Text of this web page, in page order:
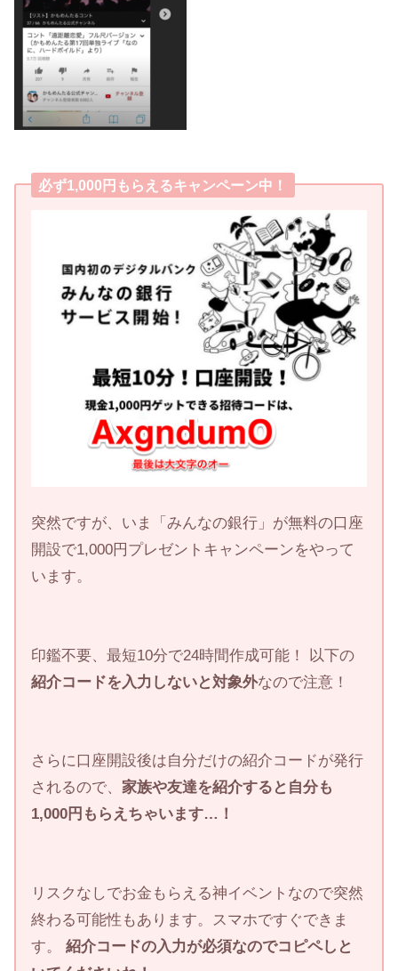
必ず1,000円もらえるキャンペーン中！
突然ですが、いま「みんなの銀行」が無料の口座
開設で1,000円プレゼントキャンペーンをやって
います。
印鑑不要、最短10分で24時間作成可能！ 以下の
紹介コードを入力しないと対象外なので注意！
さらに口座開設後は自分だけの紹介コードが発行
されるので、家族や友達を紹介すると自分も
1,000円もらえちゃいます…！
リスクなしでお金もらえる神イベントなので突然
終わる可能性もあります。スマホですぐできま
す。紹介コードの入力が必須なのでコピペしと